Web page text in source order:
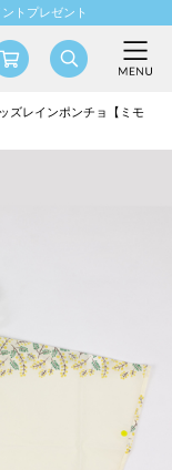
トプレゼント
ズレインポンチョ【ミモ